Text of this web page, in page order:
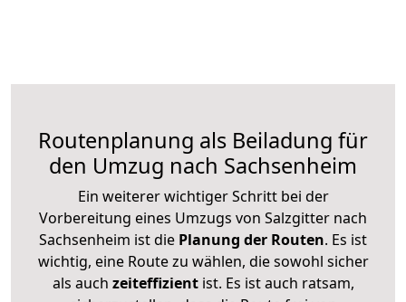
Routenplanung als Beiladung für
den Umzug nach Sachsenheim
Ein weiterer wichtiger Schritt bei der
Vorbereitung eines Umzugs von Salzgitter nach
Sachsenheim ist die Planung der Routen. Es ist
wichtig, eine Route zu wählen, die sowohl sicher
als auch zeiteffizientist. Es ist auch ratsam,